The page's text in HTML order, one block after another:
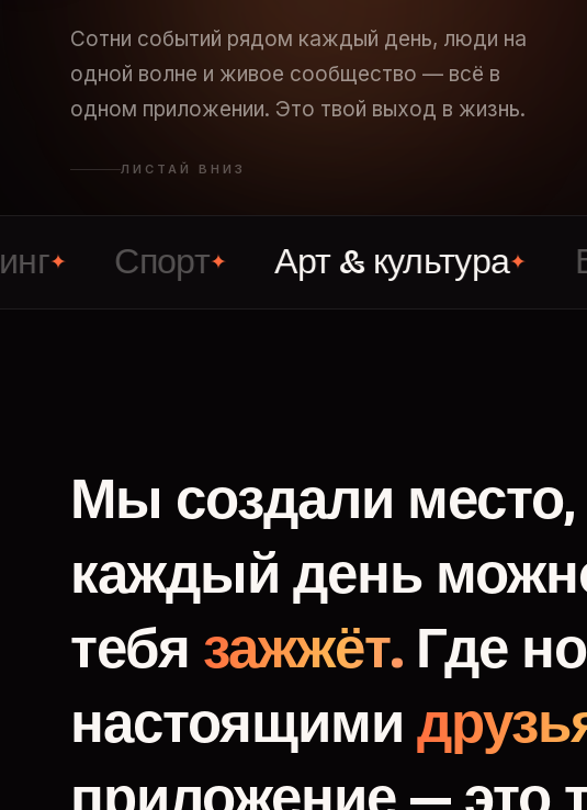
Сотни событий рядом каждый день, люди на
одной волне и живое сообщество — всё в
одном приложении. Это твой выход в жизнь.
ЛИСТАЙ ВНИЗ
Спорт ✦ Арт & культура✦
Мы создали место,
каждый день
тебя зажжёт. Где
настоящими